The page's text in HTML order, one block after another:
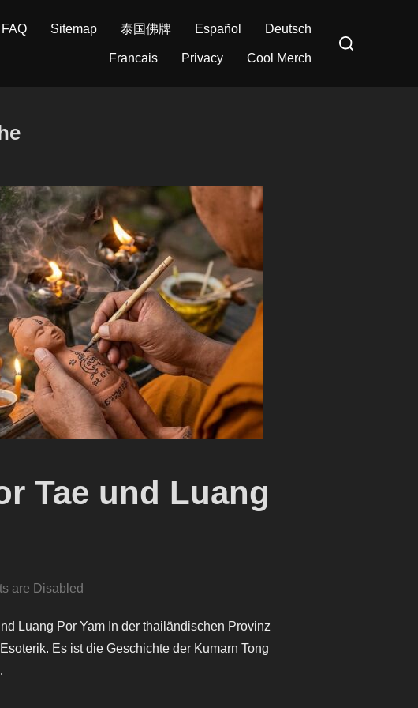
Sitemap 泰国佛牌 Español Deutsch
Francais Privacy Cool Merch
Search
Tae und Luang
are Disabled
Luang Por Yam In der thailändischen Provinz
Es ist die Geschichte der Kumarn Tong